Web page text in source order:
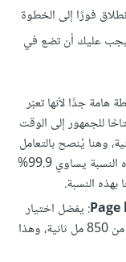
فورًا إلى الخطوة
فيجب عليك أن تضع في
هامة جدًا لأنها تعبّر
للجمهور إلى الوقت
وهنا يُنصح بالتعامل
مع الشركات التي لديها سجل عالي من هذه النسبة يساوي 99.9%
النسبة.
: يفضل اختيار
شركة استضافة لديها سرعة تحميل أسرع من 850 مل ثانية، وهذا